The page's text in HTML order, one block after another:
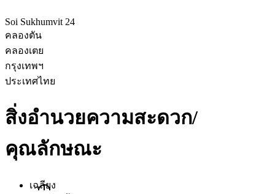
Soi Sukhumvit 24
คลองตัน
คลองเตย
กรุงเทพฯ
ประเทศไทย
สิ่งอำนวยความสะดวก/
คุณลักษณะ
เฉลียง